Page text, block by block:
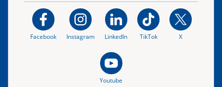
Facebook Instagram LinkedIn TikTok X
Youtube